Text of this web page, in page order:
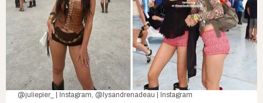
@juliepier_ | Instagram, @lysandrenadeau | Instagram